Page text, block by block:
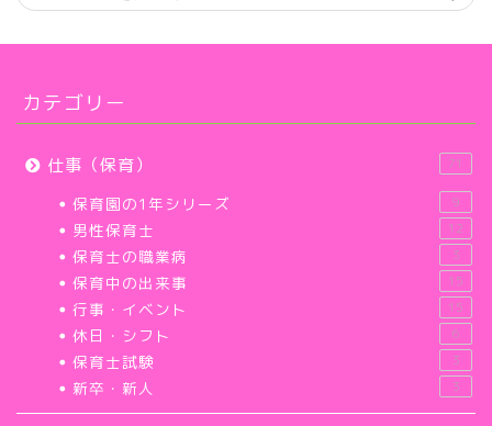
カテゴリー
仕事（保育） 71
保育園の1年シリーズ 9
男性保育士 12
保育士の職業病 3
保育中の出来事 15
行事・イベント 15
休日・シフト 6
保育士試験 3
新卒・新人 3